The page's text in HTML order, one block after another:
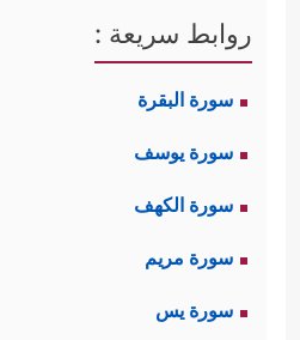
روابط سريعة :
سورة البقرة
سورة يوسف
سورة الكهف
سورة مريم
سورة يس